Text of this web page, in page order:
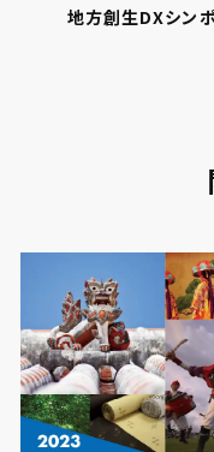
地方創生DXシン